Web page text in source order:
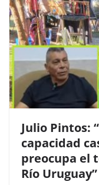
Julio Pintos:
capacidad
preocupa el
Río Uruguay”